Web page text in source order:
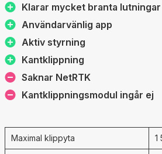
Klarar mycket branta lutningar
Användarvänlig app
Aktiv styrning
Kantklippning
Saknar NetRTK
Kantklippningsmodul ingår ej
Maximal klippyta 1